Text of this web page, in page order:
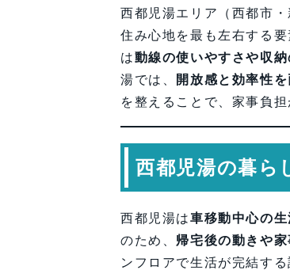
まとめ：西都児湯で
FAQ（よくある質問
【会社情報・お問い
西都児湯エリア（西都市
住み心地を最も左右する
は動線の使いやすさや収納
湯では、 開放感と効率性
を整えることで、家事負
西都児湯の暮ら
西都児湯は車移動中心の
のため、 帰宅後の動きや
ンフロアで生活が完結する